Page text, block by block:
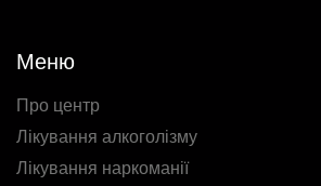
Меню
Про центр
Лікування алкоголізму
Лікування наркоманії